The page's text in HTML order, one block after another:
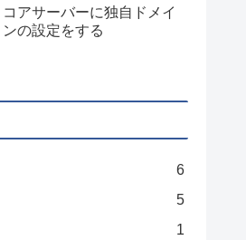
コアサーバーに独自ドメイ
ンの設定をする
6
5
1